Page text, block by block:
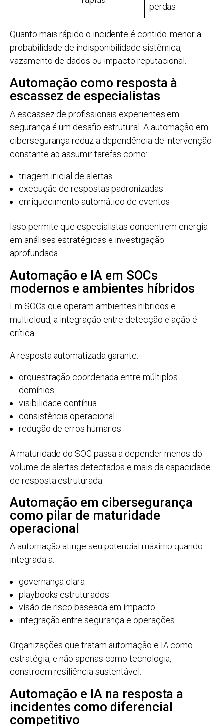
perdas
Quanto mais rápido o incidente é contido, menor a
probabilidade de indisponibilidade sistêmica,
vazamento de dados ou impacto reputacional.
Automação como resposta à
escassez de especialistas
A escassez de profissionais experientes em
segurança é um desafio estrutural. A automação em
cibersegurança reduz a dependência de intervenção
constante ao assumir tarefas como:
triagem inicial de alertas
execução de respostas padronizadas
enriquecimento automático de eventos
Isso permite que especialistas concentrem energia
em análises estratégicas e investigação
aprofundada.
Automação e IA em SOCs
modernos e ambientes híbridos
Em SOCs que operam ambientes híbridos e
multicloud, a integração entre detecção e ação é
crítica.
A resposta automatizada garante:
orquestração coordenada entre múltiplos
domínios
visibilidade contínua
consistência operacional
redução de erros humanos
A maturidade do SOC passa a depender menos do
volume de alertas detectados e mais da capacidade
de resposta estruturada.
Automação em cibersegurança
como pilar de maturidade
operacional
A automação atinge seu potencial máximo quando
integrada a:
governança clara
playbooks estruturados
visão de risco baseada em impacto
integração entre segurança e operações
Organizações que tratam automação e IA como
estratégia, e não apenas como tecnologia,
constroem resiliência sustentável.
Automação e IA na resposta a
incidentes como diferencial
competitivo